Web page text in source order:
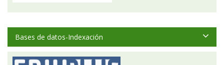
Bases de datos-Indexación